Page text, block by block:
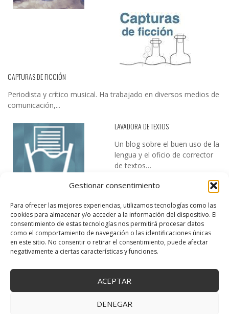
Gestionar consentimiento
Para ofrecer las mejores experiencias, utilizamos tecnologías como las
cookies para almacenar y/o acceder a la información del dispositivo. El
consentimiento de estas tecnologías nos permitirá procesar datos
como el comportamiento de navegación o las identificaciones únicas
en este sitio. No consentir o retirar el consentimiento, puede afectar
negativamente a ciertas características y funciones.
ACEPTAR
DENEGAR
CAPTURAS DE FICCIÓN
Periodista y crítico musical. Ha trabajado en diversos medios de
comunicación,...
LAVADORA DE TEXTOS
Un blog sobre el buen uso de la
lengua y el oficio de corrector
de textos…
DESIREE MARTÍN